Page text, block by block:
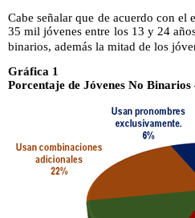
Cabe señalar que de acuerdo con el
35 mil jóvenes entre los 13 y 24
binarios, además la mitad de los
Gráfica 1
Porcentaje de Jóvenes No